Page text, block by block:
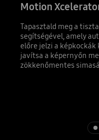
Motion
Tapasztald meg a
segítségével, amely
előre jelzi a
javítsa a képernyőn
zökkenőmentes